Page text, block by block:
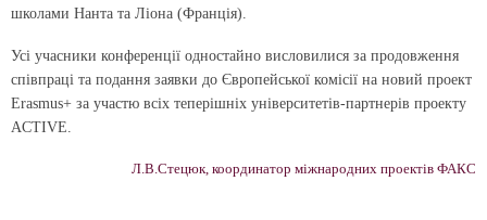
школами Нанта та Ліона (Франція).
Усі учасники конференції одностайно висловилися за продовження
співпраці та подання заявки до Європейської комісії на новий проект
Erasmus+ за участю всіх теперішніх університетів-партнерів проекту
ACTIVE.
Л.В.Стецюк, координатор міжнародних проектів ФАКС